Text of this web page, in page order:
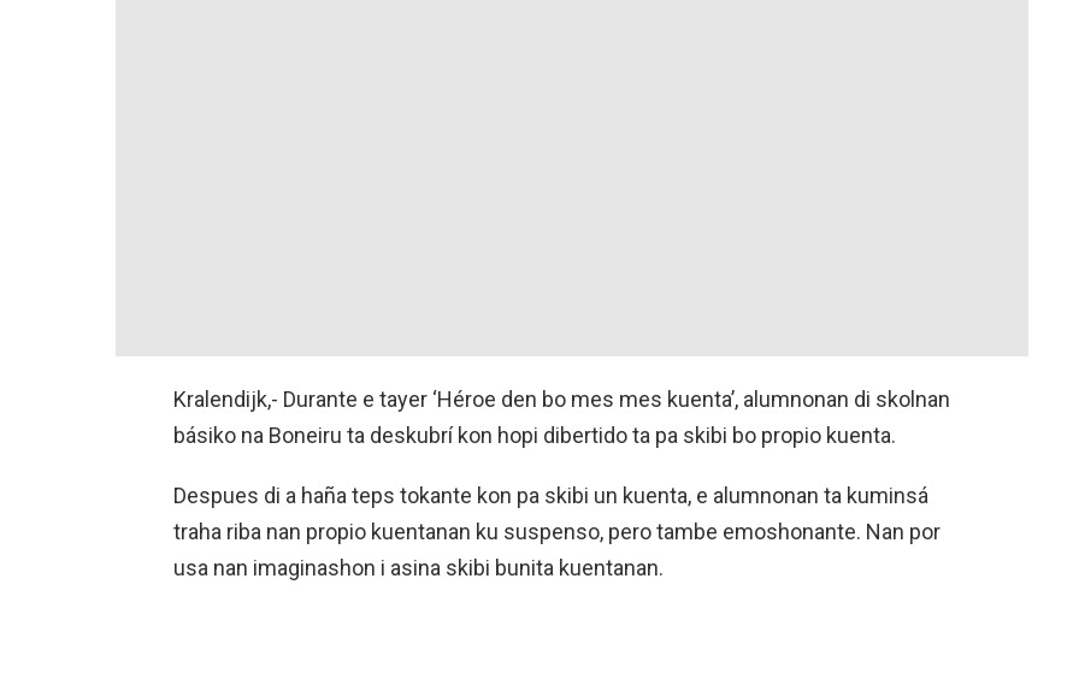
Kralendijk,- Durante e tayer ‘Héroe den bo mes mes kuenta’, alumnonan di skolnan
básiko na Boneiru ta deskubrí kon hopi dibertido ta pa skibi bo propio kuenta.
Despues di a haña teps tokante kon pa skibi un kuenta, e alumnonan ta kuminsá
traha riba nan propio kuentanan ku suspenso, pero tambe emoshonante. Nan por
usa nan imaginashon i asina skibi bunita kuentanan.